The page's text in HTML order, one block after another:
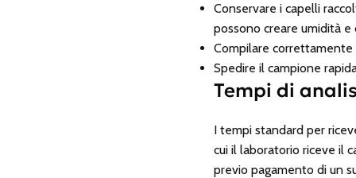
Conservare i capelli
possono creare umidità
Compilare correttamente
Spedire il campione
Tempi di
I tempi standard per
cui il laboratorio riceve il
previo pagamento di un